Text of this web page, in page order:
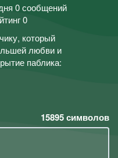
0 сообщений
0
который
любви и
паблика:
15895символов